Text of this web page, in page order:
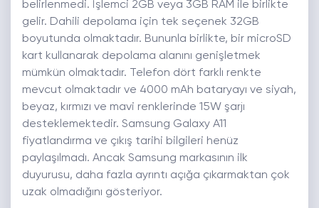
belirlenmedi. İşlemci 2GB veya 3GB RAM ile birlikte
gelir. Dahili depolama için tek seçenek 32GB
boyutunda olmaktadır. Bununla birlikte, bir microSD
kart kullanarak depolama alanını genişletmek
mümkün olmaktadır. Telefon dört farklı renkte
mevcut olmaktadır ve 4000 mAh bataryayı ve siyah,
beyaz, kırmızı ve mavi renklerinde 15W şarjı
desteklemektedir. Samsung Galaxy A11
fiyatlandırma ve çıkış tarihi bilgileri henüz
paylaşılmadı. Ancak Samsung markasının ilk
duyurusu, daha fazla ayrıntı açığa çıkarmaktan çok
uzak olmadığını gösteriyor.